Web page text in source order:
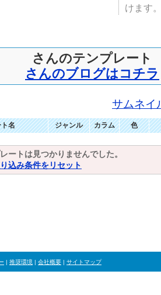
けます
さんのテンプレート
さんのブログはコチラ
サムネイ
名 ジャンル カラム 色
ートは見つかりませんでした。
込み条件をリセット
| 推奨環境 | 会社概要 | サイトマップ